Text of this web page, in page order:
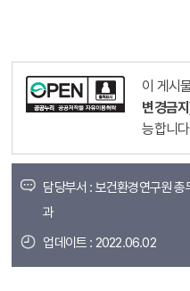
이 게시
변경금
능합니
담당부서 : 보건환경연구원 총
과
업데이트 : 2022.06.02